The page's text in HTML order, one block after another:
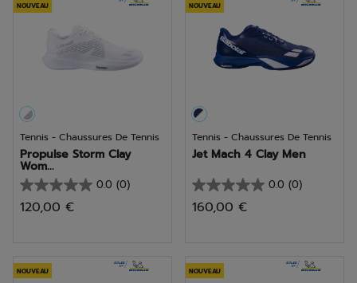
NOUVEAU
Tennis - Chaussures De Tennis
Propulse Storm Clay
Wom...
0.0 (0)
0.0
sur
120,00 €
NOUVEAU
Tennis - Chaussures De Tennis
Jet Mach 4 Clay Men
0.0 (0)
0.0
sur
160,00 €
NOUVEAU NOUVEAU